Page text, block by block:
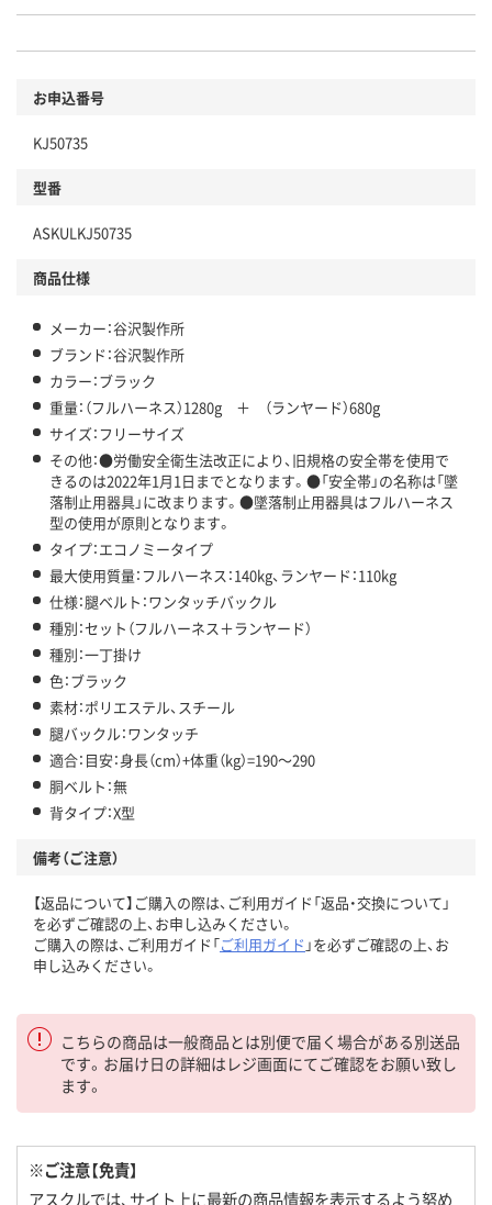
お申込番号
KJ50735
型番
ASKULKJ50735
商品仕様
メーカー：谷沢製作所
ブランド：谷沢製作所
カラー：ブラック
重量：（フルハーネス）1280g ＋ （ランヤード）680g
サイズ：フリーサイズ
その他：●労働安全衛生法改正により、旧規格の安全帯を使用で
きるのは2022年1月1日までとなります。●「安全帯」の名称は「墜
落制止用器具」に改まります。●墜落制止用器具はフルハーネス
型の使用が原則となります。
タイプ：エコノミータイプ
最大使用質量：フルハーネス：140kg、ランヤード：110kg
仕様：腿ベルト：ワンタッチバックル
種別：セット（フルハーネス＋ランヤード）
種別：一丁掛け
色：ブラック
素材：ポリエステル、スチール
腿バックル：ワンタッチ
適合：目安：身長（cm）+体重（kg）=190～290
胴ベルト：無
背タイプ：X型
備考（ご注意）
【返品について】ご購入の際は、ご利用ガイド「返品・交換について」
を必ずご確認の上、お申し込みください。
ご購入の際は、ご利用ガイド「ご利用ガイド 」を必ずご確認の上、お
申し込みください。
こちらの商品は一般商品とは別便で届く場合がある別送品
です。お届け日の詳細はレジ画面にてご確認をお願い致し
ます。
※ご注意【免責】
アスクルでは、サイト上に最新の商品情報を表示するよう努め